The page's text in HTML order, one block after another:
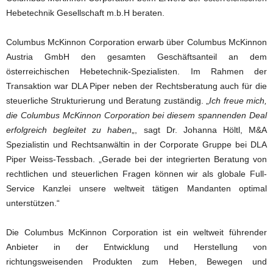
Hebetechnik Gesellschaft m.b.H beraten.
Columbus McKinnon Corporation erwarb über Columbus McKinnon
Austria GmbH den gesamten Geschäftsanteil an dem
österreichischen Hebetechnik-Spezialisten. Im Rahmen der
Transaktion war DLA Piper neben der Rechtsberatung auch für die
steuerliche Strukturierung und Beratung zuständig. „Ich freue mich,
die Columbus McKinnon Corporation bei diesem spannenden Deal
erfolgreich begleitet zu haben „, sagt Dr. Johanna Höltl, M&A
Spezialistin und Rechtsanwältin in der Corporate Gruppe bei DLA
Piper Weiss-Tessbach. „Gerade bei der integrierten Beratung von
rechtlichen und steuerlichen Fragen können wir als globale Full-
Service Kanzlei unsere weltweit tätigen Mandanten optimal
unterstützen.“
Die Columbus McKinnon Corporation ist ein weltweit führender
Anbieter in der Entwicklung und Herstellung von
richtungsweisenden Produkten zum Heben, Bewegen und